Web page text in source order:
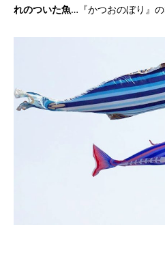
れのついた魚…『かつおのぼり』の